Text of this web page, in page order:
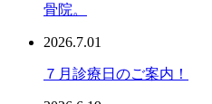
骨院。
2026.7.01
７月診療日のご案内！